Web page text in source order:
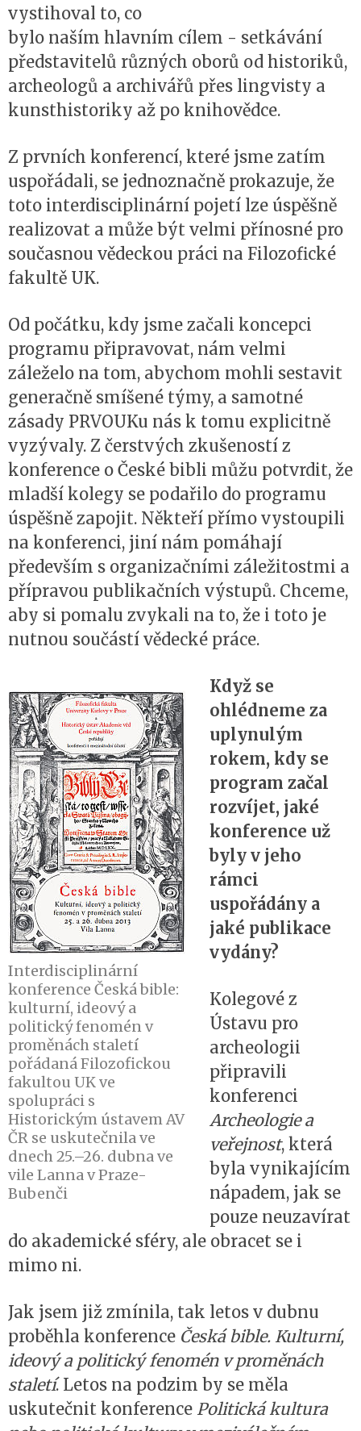
vystihoval to, co
bylo naším hlavním cílem - setkávání
představitelů různých oborů od historiků,
archeologů a archivářů přes lingvisty a
kunsthistoriky až po knihovědce.
Z prvních konferencí, které jsme zatím
uspořádali, se jednoznačně prokazuje, že
toto interdisciplinární pojetí lze úspěšně
realizovat a může být velmi přínosné pro
současnou vědeckou práci na Filozofické
fakultě UK.
Od počátku, kdy jsme začali koncepci
programu připravovat, nám velmi
záleželo na tom, abychom mohli sestavit
generačně smíšené týmy, a samotné
zásady PRVOUKu nás k tomu explicitně
vyzývaly. Z čerstvých zkušeností z
konference o České bibli můžu potvrdit, že
mladší kolegy se podařilo do programu
úspěšně zapojit. Někteří přímo vystoupili
na konferenci, jiní nám pomáhají
především s organizačními záležitostmi a
přípravou publikačních výstupů. Chceme,
aby si pomalu zvykali na to, že i toto je
nutnou součástí vědecké práce.
Interdisciplinární
konference Česká bible:
kulturní, ideový a
politický fenomén v
proměnách staletí
pořádaná Filozofickou
fakultou UK ve
spolupráci s
Historickým ústavem AV
ČR se uskutečnila ve
dnech 25.–26. dubna ve
vile Lanna v Praze-
Bubenči
Když se
ohlédneme za
uplynulým
rokem, kdy se
program začal
rozvíjet, jaké
konference už
byly v jeho
rámci
uspořádány a
jaké publikace
vydány?
Kolegové z
Ústavu pro
archeologii
připravili
konferenci
Archeologie a
veřejnost, která
byla vynikajícím
nápadem, jak se
pouze neuzavírat
do akademické sféry, ale obracet se i
mimo ni.
Jak jsem již zmínila, tak letos v dubnu
proběhla konference Česká bible. Kulturní,
ideový a politický fenomén v proměnách
staletí. Letos na podzim by se měla
uskutečnit konference Politická kultura